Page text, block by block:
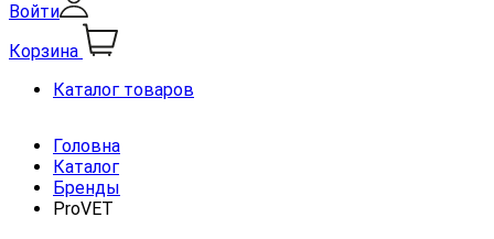
Войти
Корзина
Каталог товаров
Головна
Каталог
Бренды
ProVET